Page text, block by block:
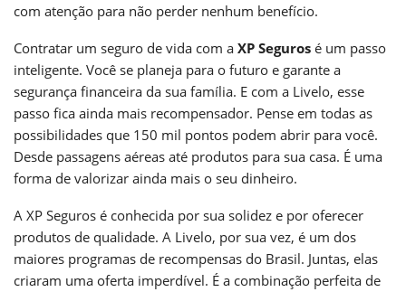
com atenção para não perder nenhum benefício.
Contratar um seguro de vida com a XP Seguros é um passo
inteligente. Você se planeja para o futuro e garante a
segurança financeira da sua família. E com a Livelo, esse
passo fica ainda mais recompensador. Pense em todas as
possibilidades que 150 mil pontos podem abrir para você.
Desde passagens aéreas até produtos para sua casa. É uma
forma de valorizar ainda mais o seu dinheiro.
A XP Seguros é conhecida por sua solidez e por oferecer
produtos de qualidade. A Livelo, por sua vez, é um dos
maiores programas de recompensas do Brasil. Juntas, elas
criaram uma oferta imperdível. É a combinação perfeita de